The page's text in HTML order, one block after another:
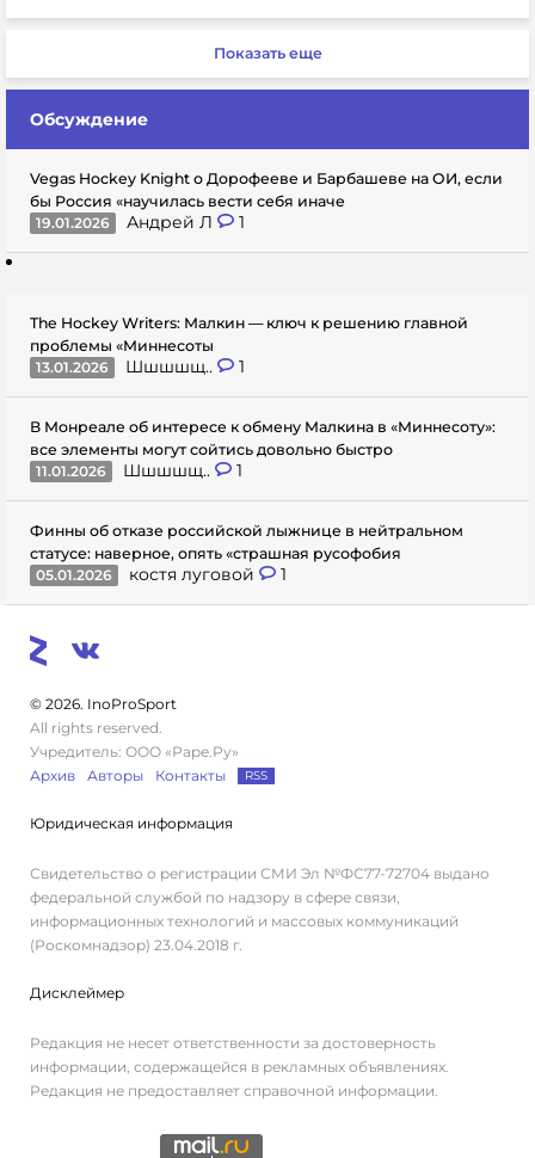
Показать еще
Обсуждение
Vegas Hockey Knight о Дорофееве и Барбашеве на ОИ, если
бы Россия «научилась вести себя иначе
19.01.2026
Андрей Л 1
The Hockey Writers: Малкин — ключ к решению главной
проблемы «Миннесоты
13.01.2026
Шшшшщ.. 1
В Монреале об интересе к обмену Малкина в «Миннесоту»:
все элементы могут сойтись довольно быстро
11.01.2026
Шшшшщ.. 1
Финны об отказе российской лыжнице в нейтральном
статусе: наверное, опять «страшная русофобия
05.01.2026
костя луговой 1
© 2026. InoProSport
All rights reserved.
Учредитель: ООО «Раре.Ру»
Архив
Авторы Контакты RSS
Юридическая информация
Свидетельство о регистрации СМИ Эл №ФС77-72704 выдано
федеральной службой по надзору в сфере связи,
информационных технологий и массовых коммуникаций
(Роскомнадзор) 23.04.2018 г.
Дисклеймер
Редакция не несет ответственности за достоверность
информации, содержащейся в рекламных объявлениях.
Редакция не предоставляет справочной информации.